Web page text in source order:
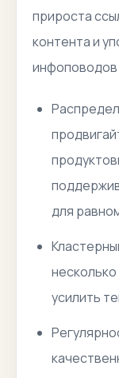
прироста
контента и
инфоповодов
для
усилить